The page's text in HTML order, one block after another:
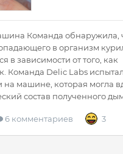
Команда обнаружила,
в организм
в зависимости от того, как
Команда Delic Labs
на машине, которая могла
состав полученного
6 комментариев 3